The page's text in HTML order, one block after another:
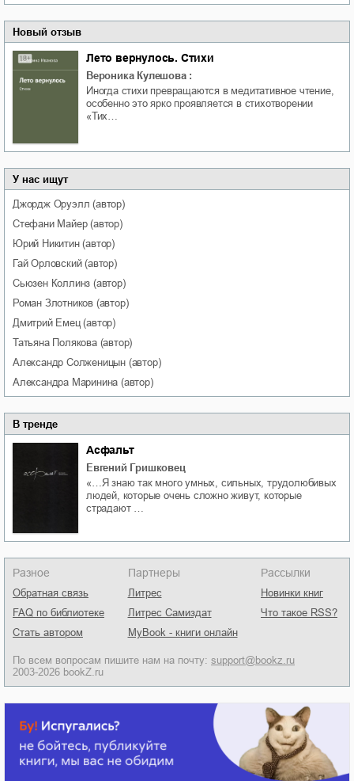
Новый отзыв
Лето вернулось. Стихи
Вероника Кулешова :
Иногда стихи превращаются в медитативное чтение,
особенно это ярко проявляется в стихотворении
«Тих…
У нас ищут
Джордж Оруэлл (автор)
Стефани Майер(автор)
Юрий Никитин(автор)
Гай Орловский(автор)
Сьюзен Коллинз (автор)
Роман Злотников (автор)
Дмитрий Емец(автор)
Татьяна Полякова(автор)
Александр Солженицын (автор)
Александра Маринина (автор)
В тренде
Асфальт
Евгений Гришковец
«…Я знаю так много умных, сильных, трудолюбивых
людей, которые очень сложно живут, которые
страдают …
Разное
Обратная связь
FAQ по библиотеке
Стать автором
Партнеры
Литрес
Литрес Самиздат
MyBook - книги онлайн
Рассылки
Новинки книг
Что такое RSS?
По всем вопросам пишите нам на почту: support@bookz.ru
2003-2026 bookZ.ru